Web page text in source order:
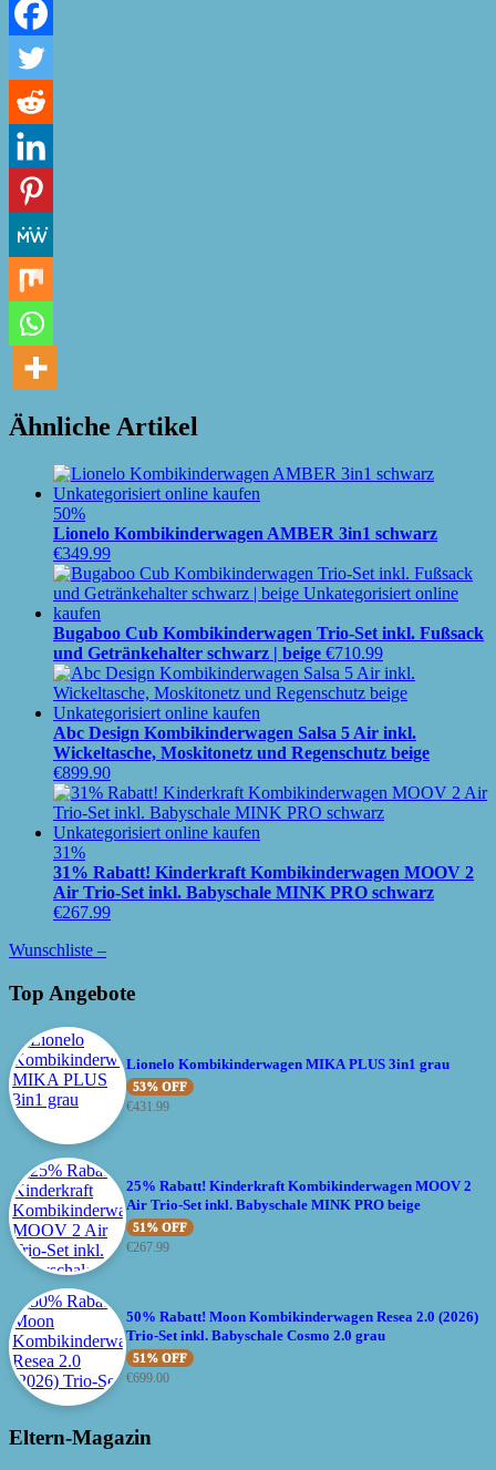
Ähnliche Artikel
50%
Lionelo Kombikinderwagen AMBER 3in1 schwarz
€349.99
Bugaboo Cub Kombikinderwagen Trio-Set inkl. Fußsack
und Getränkehalter schwarz | beige €710.99
Abc Design Kombikinderwagen Salsa 5 Air inkl.
Wickeltasche, Moskitonetz und Regenschutz beige
€899.90
31%
31% Rabatt! Kinderkraft Kombikinderwagen MOOV 2
Air Trio-Set inkl. Babyschale MINK PRO schwarz
€267.99
Wunschliste –
Top Angebote
Lionelo Kombikinderwagen MIKA PLUS 3in1 grau
53% OFF
€431.99
25% Rabatt! Kinderkraft Kombikinderwagen MOOV 2
Air Trio-Set inkl. Babyschale MINK PRO beige
51% OFF
€267.99
50% Rabatt! Moon Kombikinderwagen Resea 2.0 (2026)
Trio-Set inkl. Babyschale Cosmo 2.0 grau
51% OFF
€699.00
Eltern-Magazin